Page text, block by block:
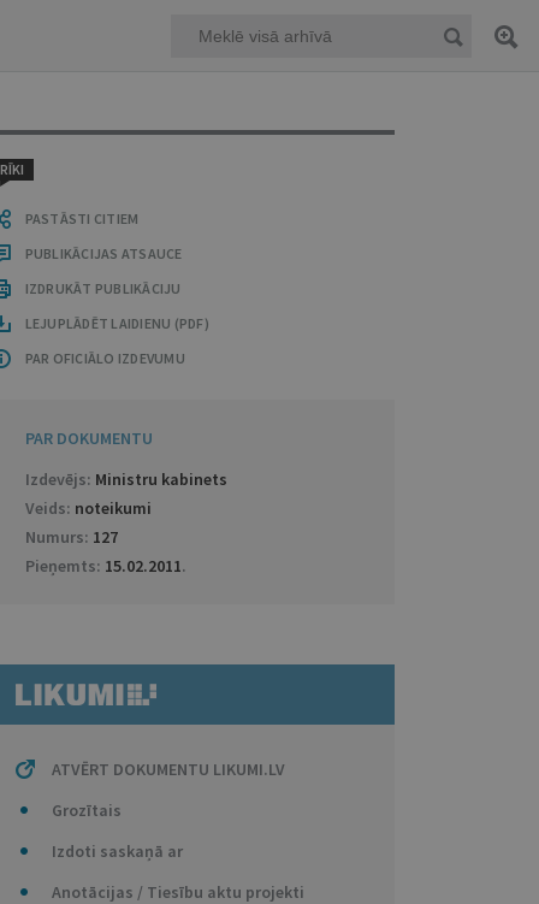
RĪKI
PASTĀSTI CITIEM
PUBLIKĀCIJAS ATSAUCE
IZDRUKĀT PUBLIKĀCIJU
LEJUPLĀDĒT LAIDIENU (PDF)
PAR OFICIĀLO IZDEVUMU
PAR DOKUMENTU
Izdevējs: Ministru kabinets
Veids: noteikumi
Numurs: 127
Pieņemts: 15.02.2011.
ATVĒRT DOKUMENTU LIKUMI.LV
Grozītais
Izdoti saskaņā ar
Anotācijas / Tiesību aktu projekti